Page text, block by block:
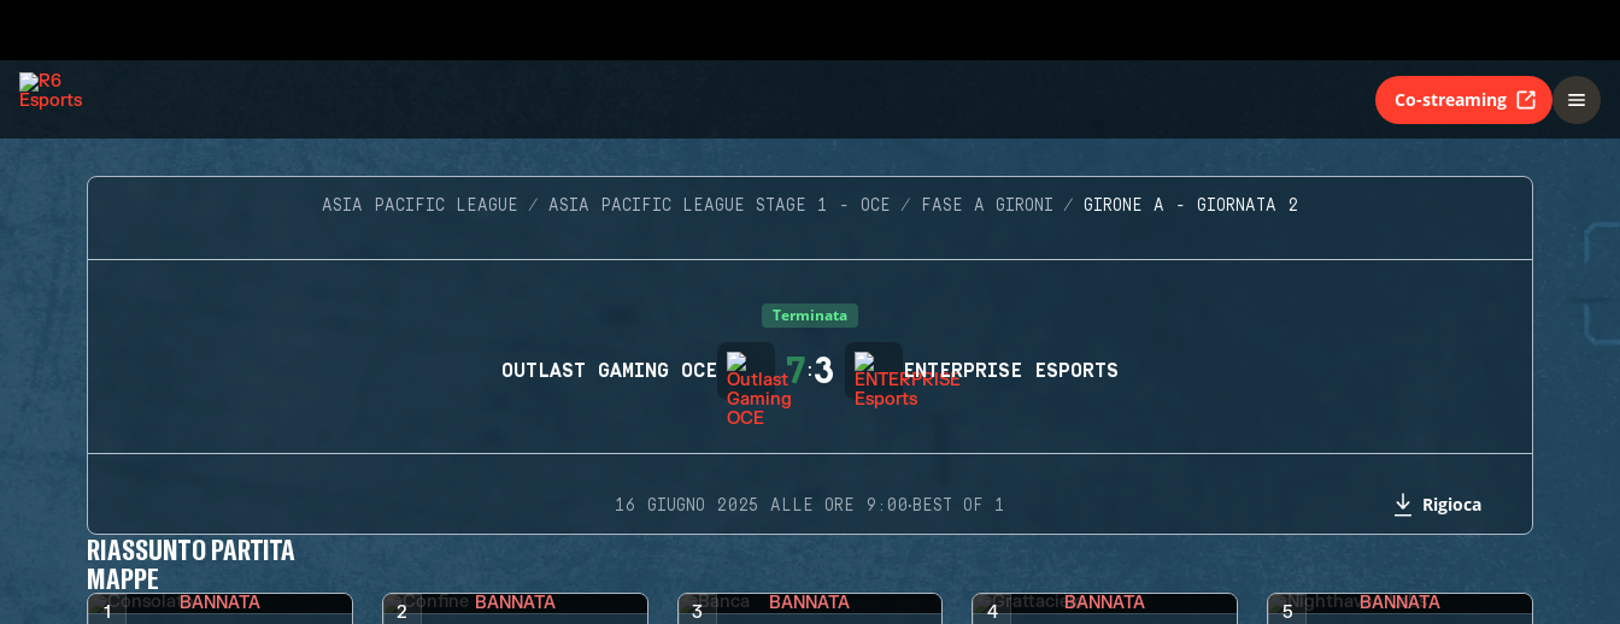
Co-streaming
ASIA PACIFIC LEAGUE ASIA PACIFIC LEAGUE STAGE 1 - OCE FASE A GIRONI GIRONE A - GIORNATA 2
Terminata
OUTLAST GAMING OCE 7:3 ENTERPRISE ESPORTS
16 GIUGNO 2025 ALLE ORE 9:00·BEST OF 1 Rigioca
RIASSUNTO PARTITA
MAPPE
1 BANNATA 2 BANNATA 3 BANNATA 4 BANNATA 5 BANNATA